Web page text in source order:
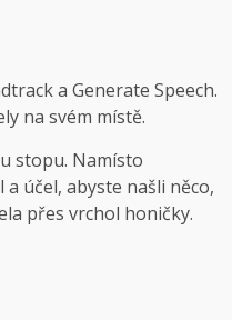
a Generate Speech.
na svém místě.
stopu. Namísto
účel, abyste našli něco,
přes vrchol honičky.